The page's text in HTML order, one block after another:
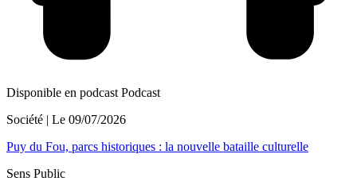
Disponible en podcast Podcast
Société | Le 09/07/2026
Puy du Fou, parcs historiques : la nouvelle bataille culturelle
Sens Public